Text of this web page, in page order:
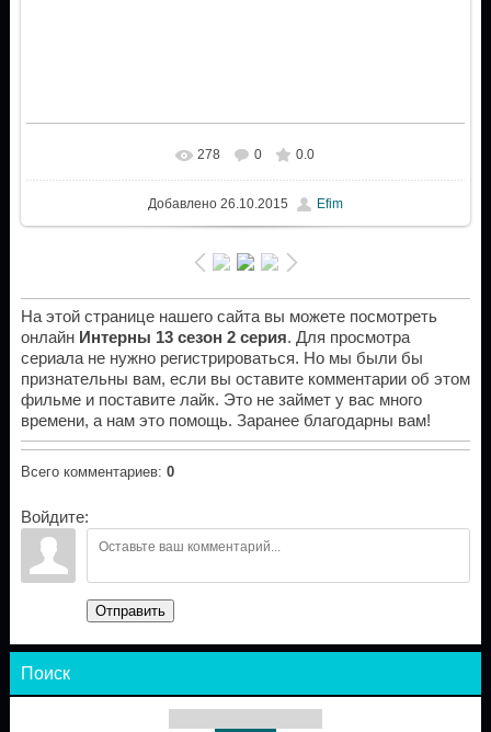
278 0 0.0
Добавлено26.10.2015 Efim
На этой странице нашего сайта вы можете посмотреть
онлайн Интерны 13 сезон 2 серия. Для просмотра
сериала не нужно регистрироваться. Но мы были бы
признательны вам, если вы оставите комментарии об этом
фильме и поставите лайк. Это не займет у вас много
времени, а нам это помощь. Заранее благодарны вам!
Всего комментариев: 0
Войдите:
Отправить
Поиск